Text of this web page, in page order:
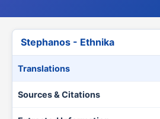
Stephanos - Ethnika
Translations
Sources & Citations